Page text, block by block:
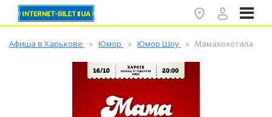
Афиша в Харькове Юмор Юмор Шоу Мамахохотала